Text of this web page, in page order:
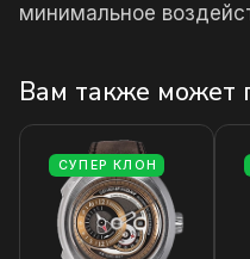
минимальное
Вам также может
СУПЕР КЛОН